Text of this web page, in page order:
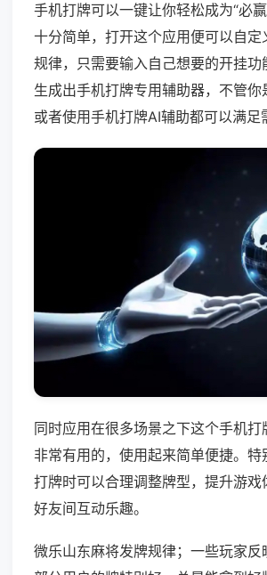
手机打牌可以一键让你轻松成为“必
十分简单，打开这个应用便可以自定
规律，只需要输入自己想要的开挂功
生成出手机打牌专用辅助器，不管你
或者使用手机打牌AI辅助都可以满足
同时应用在很多场景之下这个手机打
非常有用的，使用起来简单便捷。
打牌时可以合理调整牌型，提升游戏
好友间互动乐趣。
微乐山东麻将发牌规律；一些玩家反